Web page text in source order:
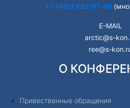
+7 (495) 662-97-49
E-MAIL
arctic@s-
ree@s-
О
Привественные обращения